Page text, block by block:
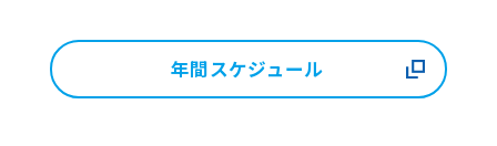
年間スケジュール